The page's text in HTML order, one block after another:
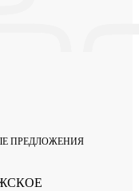
ПРЕДЛОЖЕНИЯ